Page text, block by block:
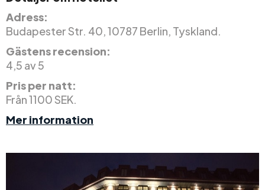
Adress:
Budapester Str. 40, 10787 Berlin, Tyskland.
Gästens recension:
4,5 av 5
Pris per natt:
Från 1100 SEK.
Mer information